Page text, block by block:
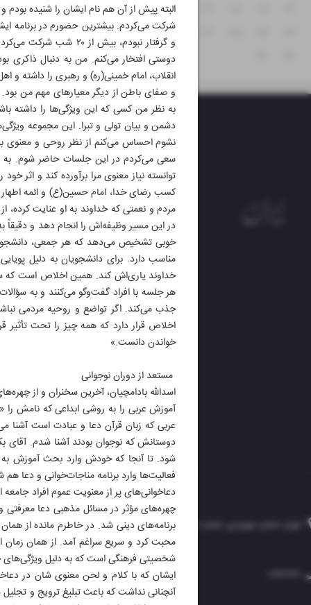
البته پیش از آن هم نام ایشان را شنیده
شرکت می‌کردم. بیشترین حضورم در برنامه
و گرفتار نبودم،
دوستی افتخار می‌کنم. من به دنبال ذاکری
انقلاب، امام خمینی(ره) و رهبری را داشته و
و صفای باطن از دیگر معیارهای مهم من
به نظر من کسی که این ویژگی‌ها را داشته
دشمن و بیان تولی و تبرا. این مجموعه
نشوم احساس می‌کنم از نظر روحی و معنوی
سعی می‌کردم در این جلسات حاضر شوم. به
توانسته نیاز معنوی مرا برآورده کند و اثر
کسب رضای خدا، امام حسین(ع) و ائمه اطهار
مردم و نعمتی که خداوند به او عنایت
در این مسیر وظیفه‌اش را انجام دهد و
خوبی تشخیص می‌دهد که هر جمعی،
مناسب دارد. برای دانشجویان به دلیل
خداوند یاری‌اش کند. همین اخلاص است که
هر جلسه با افراد گفت‌و‌گو می‌کنند و به
جذب می‌کند. اگر تواضع و روحیه مردمی
اخلاص قرار دارد که همه چیز را تحت
خواندن دانست.»
مستعد از دوران نوجوانی
اسدالله بادامچیان، آخرین سخنران و از
آموزش عربی را به روشی ابداعی که نامش
عربی که زبان قرآن دعا و عبادت است آشنا
دوستانش که نوجوان بودند آشنا شدم. آقای
شود. تا آنجا که خودش وارد بحث آموزش
فعالیت‌ها وارد برنامه مناجات‌خوانی و دعا
دعاخوانی‌های پر از معنویت عموم افراد
چهره‌های مؤثر در مسائل مذهبی دعا معرفتی
برنامه‌های دینی شد. در خاطرم مانده از
محبت کرد و سریع سراغم آمد. از همان زمان
شخصیتی فرهنگی است که به دلیل ویژگی‌های
ایشان که با کلام و لحن معنوی شان در
آنچنانی نداشت که باعث تبلیغ ترویج و
۲۰ ۲۱
۲۲
۲۷ ۲۸
۲۹
الوفاق
تهران، خیابان سهروردی، خیابان خرمشهر، نرسیده به مصلی، موسسه فرهنگی-مطبوعاتی ایران
۳۰۰۰۴۵۱۲۱۳ ۸۸۷۶۱۲۵۴